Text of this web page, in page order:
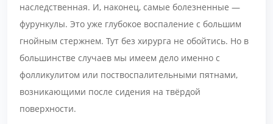
наследственная. И, наконец, самые болезненные —
фурункулы. Это уже глубокое воспаление с большим
гнойным стержнем. Тут без хирурга не обойтись. Но в
большинстве случаев мы имеем дело именно с
фолликулитом или поствоспалительными пятнами,
возникающими после сидения на твёрдой
поверхности.